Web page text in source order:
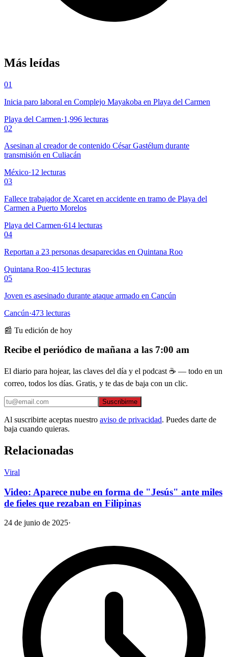
Más leídas
01
Inicia paro laboral en Complejo Mayakoba en Playa del Carmen
Playa del Carmen·1,996 lecturas
02
Asesinan al creador de contenido César Gastélum durante
transmisión en Culiacán
México·12 lecturas
03
Fallece trabajador de Xcaret en accidente en tramo de Playa del
Carmen a Puerto Morelos
Playa del Carmen·614 lecturas
04
Reportan a 23 personas desaparecidas en Quintana Roo
Quintana Roo·415 lecturas
05
Joven es asesinado durante ataque armado en Cancún
Cancún·473 lecturas
📰 Tu edición de hoy
Recibe el periódico de mañana a las 7:00 am
El diario para hojear, las claves del día y el podcast ☕ — todo en un
correo, todos los días. Gratis, y te das de baja con un clic.
Suscribirme
Al suscribirte aceptas nuestro aviso de privacidad. Puedes darte de
baja cuando quieras.
Relacionadas
Viral
Video: Aparece nube en forma de "Jesús" ante miles
de fieles que rezaban en Filipinas
24 de junio de 2025·